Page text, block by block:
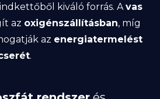
kiváló forrás. A vas
az oxigénszállításban, míg
az energiatermelést
.